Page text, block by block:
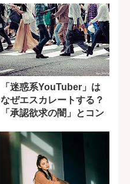
「迷惑系YouTuber」は
なぜエスカレートする？
「承認欲求の闇」とコン